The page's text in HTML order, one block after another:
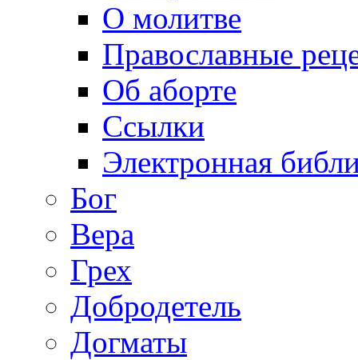
О молитве
Православные
Об аборте
Ссылки
Электронная
Бог
Вера
Грех
Добродетель
Догматы